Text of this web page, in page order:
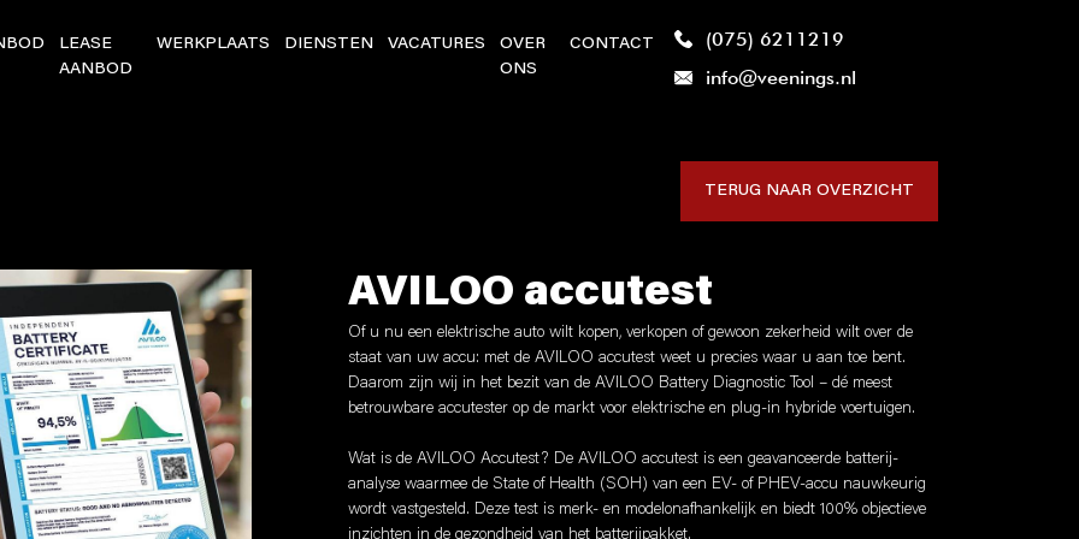
LEASE
AANBOD
WERKPLAATS DIENSTEN VACATURES
OVER
ONS
CONTACT
(075) 6211219
info@veenings.nl
TERUG NAAR OVERZICHT
AVILOO accutest
Of u nu een elektrische auto wilt kopen, verkopen of gewoon zekerheid wilt over de
staat van uw accu: met de AVILOO accutest weet u precies waar u aan toe bent.
Daarom zijn wij in het bezit van de AVILOO Battery Diagnostic Tool – dé meest
betrouwbare accutester op de markt voor elektrische en plug-in hybride voertuigen.
Wat is de AVILOO Accutest? De AVILOO accutest is een geavanceerde batterij-
analyse waarmee de State of Health (SOH) van een EV- of PHEV-accu nauwkeurig
wordt vastgesteld. Deze test is merk- en modelonafhankelijk en biedt 100% objectieve